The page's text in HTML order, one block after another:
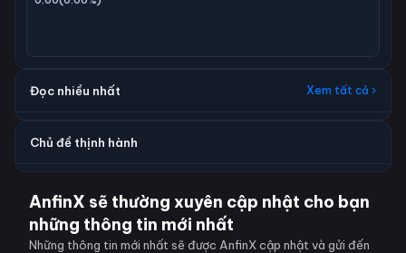
Đọc nhiều nhất Xem tất cả ›
Chủ đề thịnh hành
AnfinX sẽ thường xuyên cập nhật cho bạn
những thông tin mới nhất
Những thông tin mới nhất sẽ được AnfinX cập nhật và gửi đến